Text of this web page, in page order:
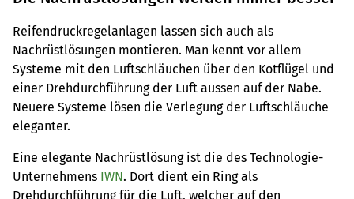
Reifendruckregelanlagen lassen sich auch als
Nachrüstlösungen montieren. Man kennt vor allem
Systeme mit den Luftschläuchen über den Kotflügel und
einer Drehdurchführung der Luft aussen auf der Nabe.
Neuere Systeme lösen die Verlegung der Luftschläuche
eleganter.
Eine elegante Nachrüstlösung ist die des Technologie-
Unternehmens IWN. Dort dient ein Ring als
Drehdurchführung für die Luft, welcher auf den